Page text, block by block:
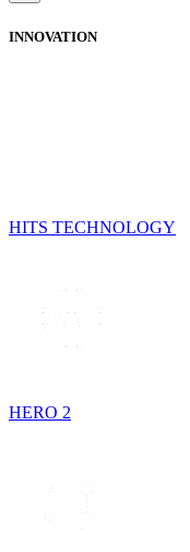
INNOVATION
HITS TECHNOLOGY
HERO 2